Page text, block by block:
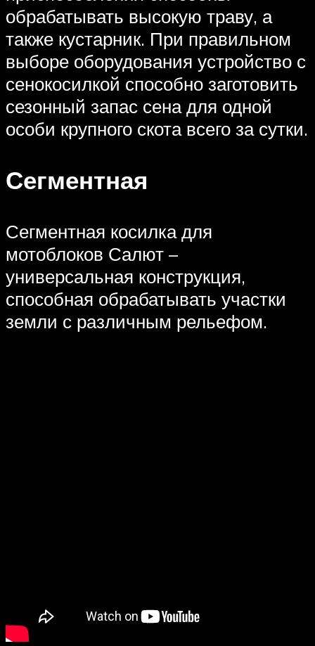
обрабатывать высокую траву, а
также кустарник. При правильном
выборе оборудования устройство с
сенокосилкой способно заготовить
сезонный запас сена для одной
особи крупного скота всего за сутки.
Сегментная
Сегментная косилка для
мотоблоков Салют –
универсальная конструкция,
способная обрабатывать участки
земли с различным рельефом.